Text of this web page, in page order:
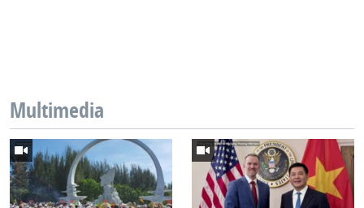
Multimedia